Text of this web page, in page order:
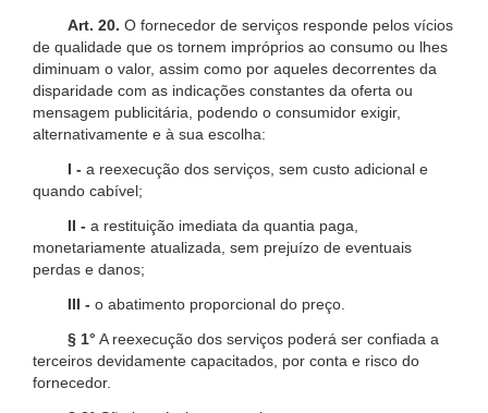
Art. 20. O fornecedor de serviços responde pelos vícios
de qualidade que os tornem impróprios ao consumo ou lhes
diminuam o valor, assim como por aqueles decorrentes da
disparidade com as indicações constantes da oferta ou
mensagem publicitária, podendo o consumidor exigir,
alternativamente e à sua escolha:
I - a reexecução dos serviços, sem custo adicional e
quando cabível;
II - a restituição imediata da quantia paga,
monetariamente atualizada, sem prejuízo de eventuais
perdas e danos;
III - o abatimento proporcional do preço.
§ 1° A reexecução dos serviços poderá ser confiada a
terceiros devidamente capacitados, por conta e risco do
fornecedor.